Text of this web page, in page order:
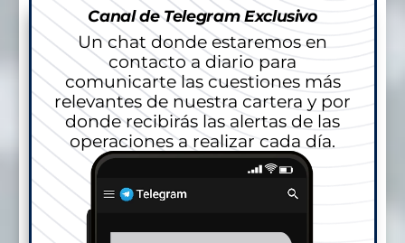
Canal de Telegram Exclusivo
Un chat donde estaremos en
contacto a diario para
comunicarte las cuestiones más
relevantes de nuestra cartera y por
donde recibirás las alertas de las
operaciones a realizar cada día.